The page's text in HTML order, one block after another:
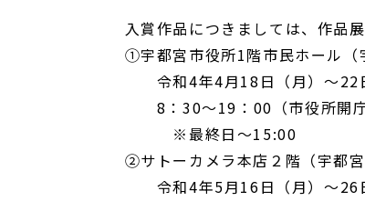
入賞作品につきましては、作品
①宇都宮市役所1階市民ホール（
令和4年4月18日（月）～22
8：30～19：00（市役所開庁
※最終日～15:00
②サトーカメラ本店２階（宇都
令和4年5月16日（月）～26